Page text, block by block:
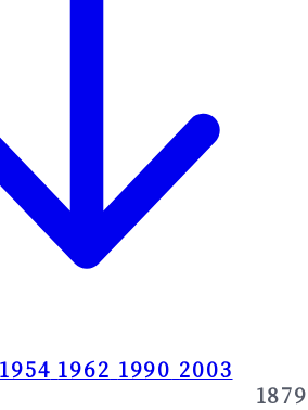
1954 1962 1990 2003
1879